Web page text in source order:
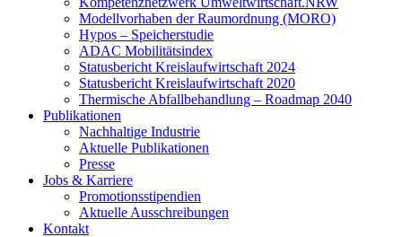
Modellvorhaben der Raumordnung (MORO)
Hypos – Speicherstudie
ADAC Mobilitätsindex
Statusbericht Kreislaufwirtschaft 2024
Statusbericht Kreislaufwirtschaft 2020
Thermische Abfallbehandlung – Roadmap 2040
Publikationen
Nachhaltige Industrie
Aktuelle Publikationen
Presse
Jobs & Karriere
Promotionsstipendien
Aktuelle Ausschreibungen
Kontakt